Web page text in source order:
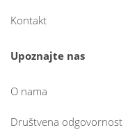
Kontakt
Upoznajte nas
O nama
Društvena odgovornost